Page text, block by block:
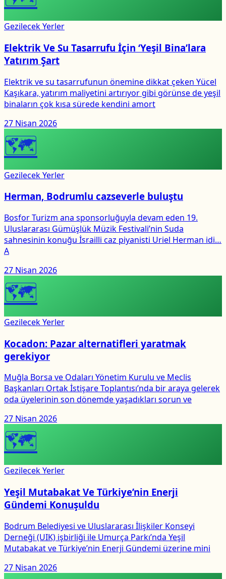
Gezilecek Yerler
Elektrik Ve Su Tasarrufu İçin ‘Yeşil Bina’lara
Yatırım Şart
Elektrik ve su tasarrufunun önemine dikkat çeken Yücel
Kaşıkara, yatırım maliyetini artırıyor gibi görünse de yeşil
binaların çok kısa sürede kendini amort
27 Nisan 2026
🗺
Gezilecek Yerler
Herman, Bodrumlu cazseverle buluştu
Bosfor Turizm ana sponsorluğuyla devam eden 19.
Uluslararası Gümüşlük Müzik Festivali’nin Suda
sahnesinin konuğu İsrailli caz piyanisti Uriel Herman idi…
A
27 Nisan 2026
🗺
Gezilecek Yerler
Kocadon: Pazar alternatifleri yaratmak
gerekiyor
Muğla Borsa ve Odaları Yönetim Kurulu ve Meclis
Başkanları Ortak İstişare Toplantısı’nda bir araya gelerek
oda üyelerinin son dönemde yaşadıkları sorun ve
27 Nisan 2026
🗺
Gezilecek Yerler
Yeşil Mutabakat Ve Türkiye’nin Enerji
Gündemi Konuşuldu
Bodrum Belediyesi ve Uluslararası İlişkiler Konseyi
Derneği (UIK) işbirliği ile Umurça Parkı’nda Yeşil
Mutabakat ve Türkiye’nin Enerji Gündemi üzerine mini
27 Nisan 2026